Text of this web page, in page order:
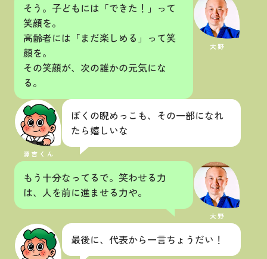
そう。子どもには「できた！」って
笑顔を。
高齢者には「まだ楽しめる」って笑
顔を。
その笑顔が、次の誰かの元気にな
る。
ぼくの睨めっこも、その一部になれ
たら嬉しいな
もう十分なってるで。笑わせる力
は、人を前に進ませる力や。
最後に、代表から一言ちょうだい！